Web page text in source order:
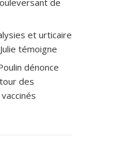
et urticaire
témoigne
dénonce
des